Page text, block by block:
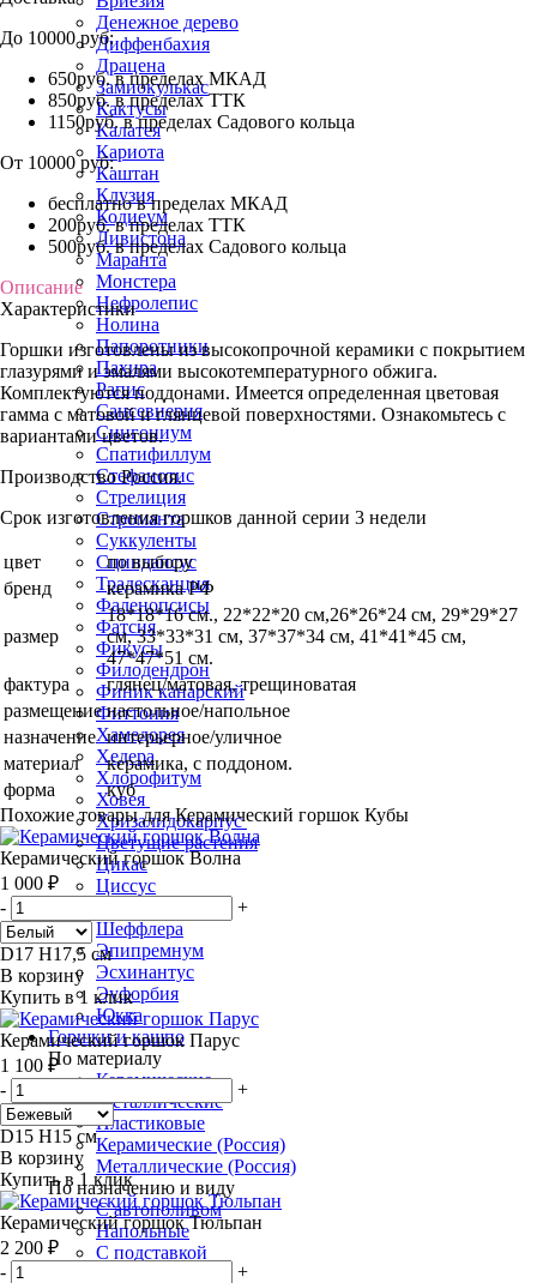
Денежное дерево
Диффенбахия
Драцена
Замиокулькас
Кактусы
Калатея
Кариота
Каштан
Клузия
Кодиеум
Ливистона
Маранта
Монстера
Нефролепис
Нолина
Папоротники
Пахира
Рапис
Сансевиерия
Сингониум
Спатифиллум
Стефанотис
Стрелиция
Строманта
Суккуленты
Сциндапсус
Традесканция
Фаленопсисы
Фатсия
Фикусы
Филодендрон
Финик канарский
Фиттония
Хамедорея
Хедера
Хлорофитум
Ховея
Хризалидокарпус
Цветущие растения
Цикас
Циссус
Шеффлера
Эпипремнум
Эсхинантус
Эуфорбия
Юкка
Горшки и кашпо
По материалу
Керамические
Металлические
Пластиковые
Керамические (Россия)
Металлические (Россия)
По назначению и виду
С автополивом
Напольные
С подставкой
До 10000 руб:
650руб. в пределах МКАД
850руб. в пределах ТТК
1150руб. в пределах Садового кольца
От 10000 руб:
бесплатно в пределах МКАД
200руб. в пределах ТТК
500руб. в пределах Садового кольца
Описание
Характеристики
Горшки изготовлены из высокопрочной керамики с покрытием
глазурями и эмалями высокотемпературного обжига.
Комплектуются поддонами. Имеется определенная цветовая
гамма с матовой и глянцевой поверхностями. Ознакомьтесь с
вариантами цветов.
Производство Россия.
Срок изготовления горшков данной серии 3 недели
цвет
по выбору
бренд
керамика РФ
размер
18*18*16 см., 22*22*20 см,26*26*24 см, 29*29*27
см, 33*33*31 см, 37*37*34 см, 41*41*45 см,
47*47*51 см.
фактура
глянец/матовая, трещиноватая
размещение настольное/напольное
назначение интерьерное/уличное
материал
керамика, с поддоном.
форма
куб
Похожие товары для Керамический горшок Кубы
Керамический горшок Волна
1 000 ₽
-
+
D17 H17,5 см
В корзину
Купить в 1 клик
Керамический горшок Парус
1 100 ₽
-
+
D15 H15 см
В корзину
Купить в 1 клик
Керамический горшок Тюльпан
2 200 ₽
-
+